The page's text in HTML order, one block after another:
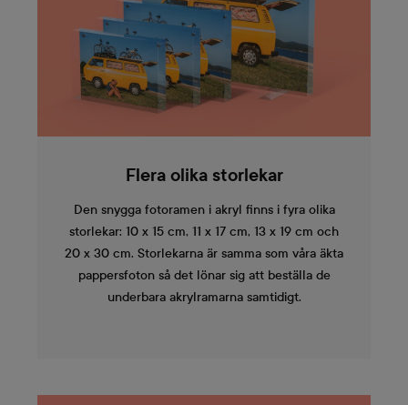
Flera olika storlekar
Den snygga fotoramen i akryl finns i fyra olika
storlekar: 10 x 15 cm, 11 x 17 cm, 13 x 19 cm och
20 x 30 cm. Storlekarna är samma som våra äkta
pappersfoton så det lönar sig att beställa de
underbara akrylramarna samtidigt.